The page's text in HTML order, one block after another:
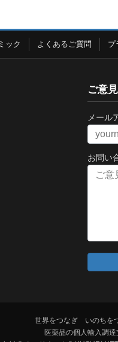
ック よくあるご質問 プ
ご意
メール
お問い
世界をつなぎ いのちを
医薬品の個人輸入調達